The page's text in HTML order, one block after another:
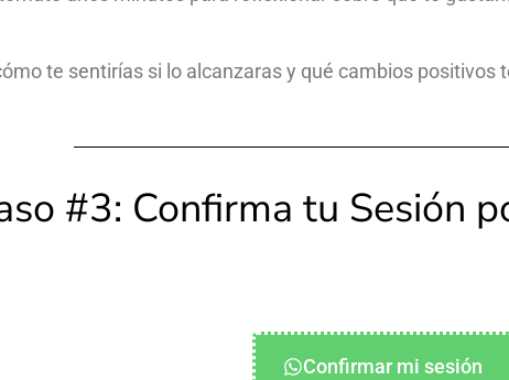
te sentirías si lo alcanzaras y qué cambios positivos
#3: Confirma tu Sesión
Confirmar mi sesión